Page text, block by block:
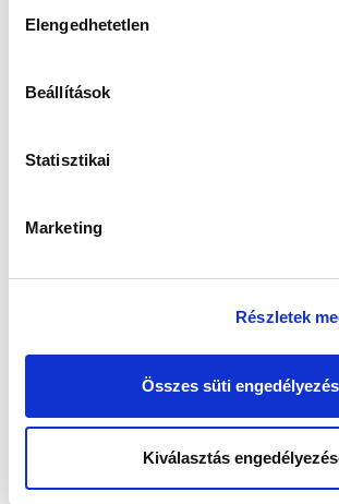
kiválasztása
Elengedhetetlen
Beállítások
Statisztikai
Marketing
Részletek
Összes süti
Kiválasztás
MTK BUDAPEST–PMFC 1-0
ÖSSZEFOGLALÓ (VIDEÓ)
2024-03-22 18:15:12